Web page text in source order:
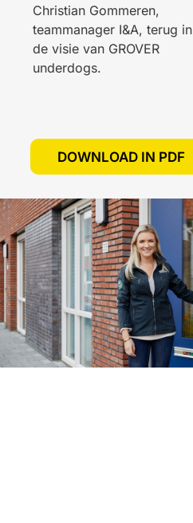
Christian Gommeren,
teammanager I&A, terug in
de visie van GROVER
underdogs.
DOWNLOAD IN PDF